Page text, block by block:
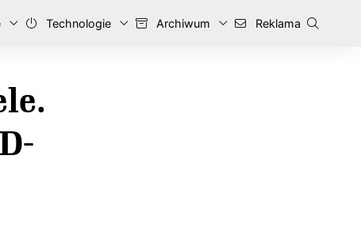
Technologie Archiwum Reklama